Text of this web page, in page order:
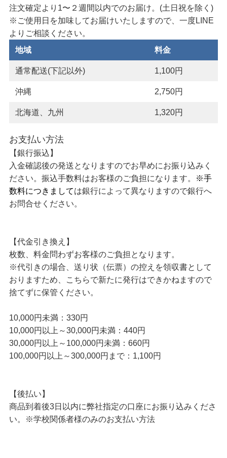
注文確定より1〜２週間以内でのお届け。(土日祝を除く)
※ご使用日を加味してお届けいたしますので、一度LINE
よりご相談ください。
地域
料金
通常配送(下記以外) 1,100円
沖縄 2,750円
北海道、九州 1,320円
お支払い方法
【銀行振込】
入金確認後の発送となりますのでお早めにお振り込みく
ださい。振込手数料はお客様のご負担になります。
※手
数料につきましては銀行によって異なりますので銀行へ
お問合せください。
【代金引き換え】
枚数、料金問わずお客様のご負担となります。
※代引きの場合、送り状（伝票）の控えを領収書として
おりますため、こちらで新たに発行はできかねますので
捨てずに保管ください。
10,000円未満：330円
10,000円以上～30,000円未満：440円
30,000円以上～100,000円未満：660円
100,000円以上～300,000円まで：1,100円
【後払い】
商品到着後3日以内に弊社指定の口座にお振り込みくださ
い。※学校関係者様のみのお支払い方法